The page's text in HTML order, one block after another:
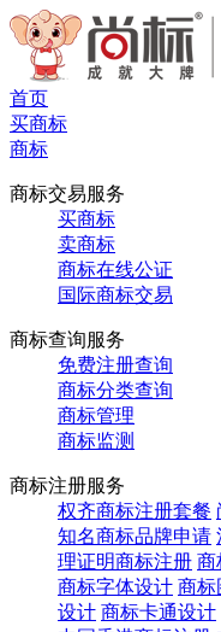
首页
买商标
商标
商标交易服务
买商标
卖商标
商标在线公证
国际商标交易
商标查询服务
免费注册查询
商标分类查询
商标管理
商标监测
商标注册服务
权齐商标注册套餐
知名商标品牌申请
理证明商标注册 商
商标字体设计 商标
设计 商标卡通设计